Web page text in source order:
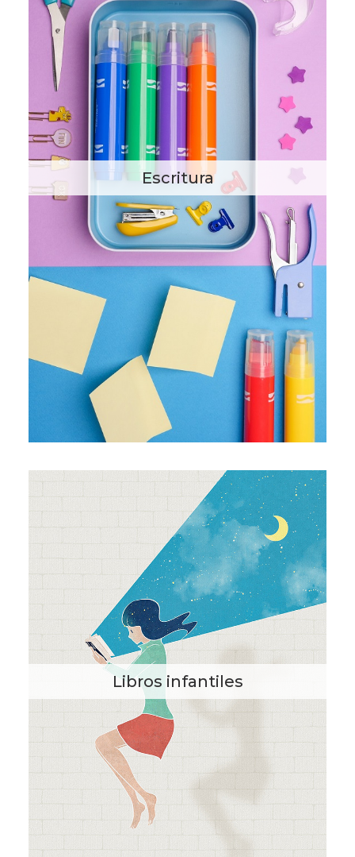
Escritura
Libros infantiles